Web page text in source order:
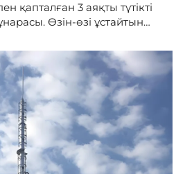
қапталған 3 аяқты түтікті
Өзін-өзі ұстайтын
үшін